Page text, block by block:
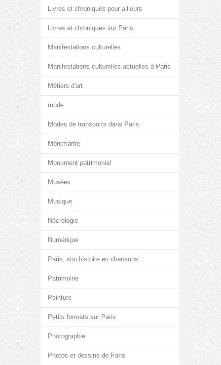
Livres et chroniques pour ailleurs
Livres et chroniques sur Paris
Manifestations culturelles
Manifestations culturelles actuelles à Paris
Métiers d'art
mode
Modes de transports dans Paris
Montmartre
Monument patrimonial
Musées
Musique
Nécrologie
Numérique
Paris, son histoire en chansons
Patrimoine
Peinture
Petits formats sur Paris
Photographie
Photos et dessins de Paris